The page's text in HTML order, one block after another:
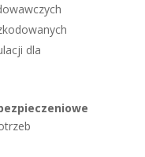
dla